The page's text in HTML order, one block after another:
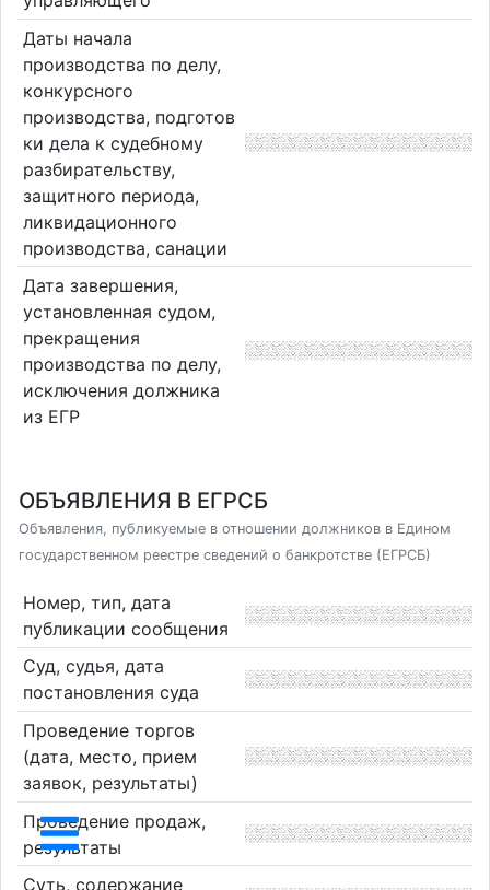
Даты начала
производства по делу,
конкурсного
производства, подготов
ки дела к судебному
разбирательству,
защитного периода,
ликвидационного
производства, санации
Дата завершения,
установленная судом,
прекращения
производства по делу,
исключения должника
из ЕГР
ОБЪЯВЛЕНИЯ В ЕГРСБ
Объявления, публикуемые в отношении должников в Едином
государственном реестре сведений о банкротстве (ЕГРСБ)
Номер, тип, дата
публикации сообщения
Суд, судья, дата
постановления суда
Проведение торгов
(дата, место, прием
заявок, результаты)
Проведение продаж,
результаты
Суть, содержание